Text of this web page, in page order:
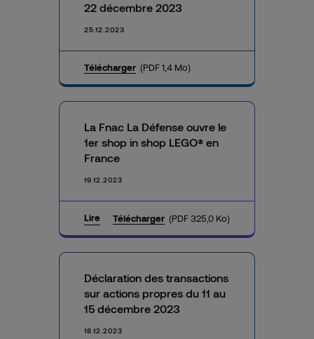
22 décembre 2023
25.12.2023
Télécharger (PDF 1,4 Mo)
La Fnac La Défense ouvre le
1er shop in shop LEGO® en
France
19.12.2023
Lire Télécharger (PDF 325,0 Ko)
Déclaration des transactions
sur actions propres du 11 au
15 décembre 2023
18.12.2023